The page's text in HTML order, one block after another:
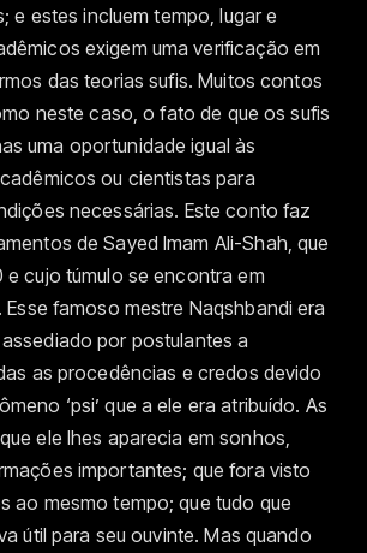
e estes incluem tempo, lugar e
exigem uma verificação em
das teorias sufis. Muitos contos
neste caso, o fato de que os sufis
uma oportunidade igual às
ou cientistas para
necessárias. Este conto faz
de Sayed Imam Ali-Shah, que
e cujo túmulo se encontra em
Esse famoso mestre Naqshbandi era
por postulantes a
as procedências e credos devido
‘psi’ que a ele era atribuído. As
ele lhes aparecia em sonhos,
importantes; que fora visto
ao mesmo tempo; que tudo que
útil para seu ouvinte. Mas quando